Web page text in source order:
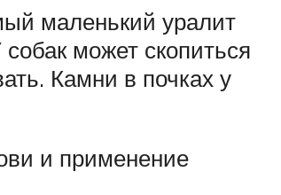
маленький уралит
может скопиться
Камни в почках у
и применение